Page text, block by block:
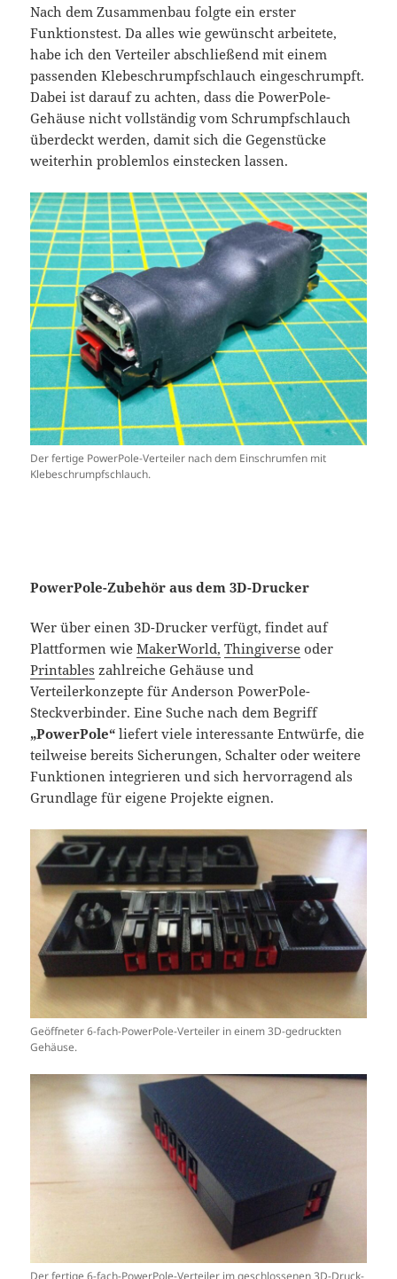
Nach dem Zusammenbau folgte ein erster
Funktionstest. Da alles wie gewünscht arbeitete,
habe ich den Verteiler abschließend mit einem
passenden Klebeschrumpfschlauch eingeschrumpft.
Dabei ist darauf zu achten, dass die PowerPole-
Gehäuse nicht vollständig vom Schrumpfschlauch
überdeckt werden, damit sich die Gegenstücke
weiterhin problemlos einstecken lassen.
Der fertige PowerPole-Verteiler nach dem Einschrumfen mit
Klebeschrumpfschlauch.
PowerPole-Zubehör aus dem 3D-Drucker
Wer über einen 3D-Drucker verfügt, findet auf
Plattformen wieMakerWorld, Thingiverse oder
Printables zahlreiche Gehäuse und
Verteilerkonzepte für Anderson PowerPole-
Steckverbinder. Eine Suche nach dem Begriff
„PowerPole“ liefert viele interessante Entwürfe, die
teilweise bereits Sicherungen, Schalter oder weitere
Funktionen integrieren und sich hervorragend als
Grundlage für eigene Projekte eignen.
Geöffneter 6-fach-PowerPole-Verteiler in einem 3D-gedruckten
Gehäuse.